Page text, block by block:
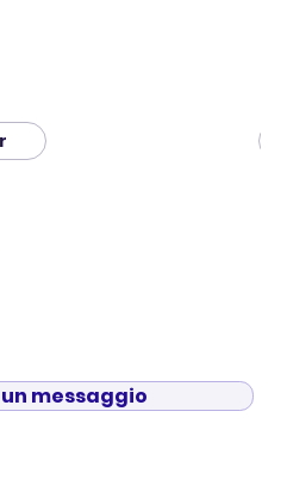
messaggio